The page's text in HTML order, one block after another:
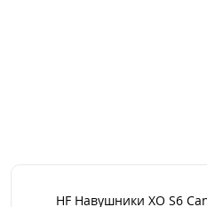
HF Навушники XO S6